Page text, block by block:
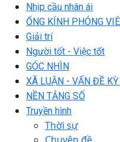
Nhịp cầu nhân ái
ỐNG KÍNH PHÓNG
Giải trí
Người tốt - Việc tốt
GÓC NHÌN
XÃ LUẬN - VẤN ĐỀ KỲ
NỀN TẢNG SỐ
Truyền hình
Thời sự